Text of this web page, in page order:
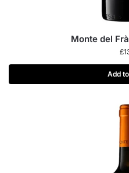
Monte del
£
Add